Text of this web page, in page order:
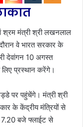
श्रम मंत्री श्री लखनलाल
वे भारत सरकार के
देवांगन 10 अगस्त
प्रस्थान करेंगे।
पर पहुंचेंगे। मंत्री श्री
के केंद्रीय मंत्रियों से
7.20 बजे फ्लाईट से